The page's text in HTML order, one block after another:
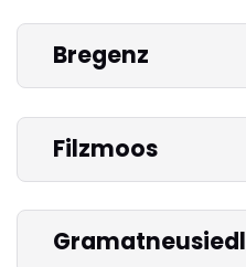
Bregenz
Filzmoos
Gramatneusiedl